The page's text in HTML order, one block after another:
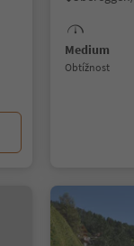
Medium
Obtížnost